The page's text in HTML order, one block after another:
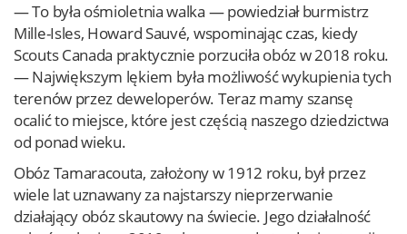
— To była ośmioletnia walka — powiedział burmistrz
Mille-Isles, Howard Sauvé, wspominając czas, kiedy
Scouts Canada praktycznie porzuciła obóz w 2018 roku.
— Największym lękiem była możliwość wykupienia tych
terenów przez deweloperów. Teraz mamy szansę
ocalić to miejsce, które jest częścią naszego dziedzictwa
od ponad wieku.
Obóz Tamaracouta, założony w 1912 roku, był przez
wiele lat uznawany za najstarszy nieprzerwanie
działający obóz skautowy na świecie. Jego działalność